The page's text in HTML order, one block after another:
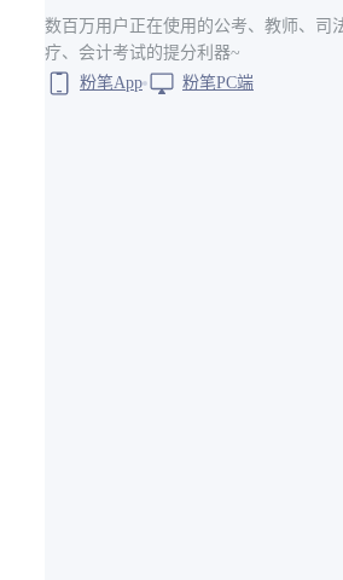
数百万用户正在使用的公考、教师、司
疗、会计考试的提分利器~
粉笔App
粉笔PC端